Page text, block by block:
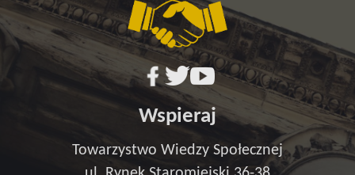
Wspieraj
Towarzystwo Wiedzy Społecznej